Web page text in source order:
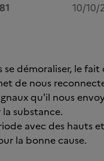
10/10/
se démoraliser, le
de nous
qu'il nous
substance.
avec des hauts
la bonne cause.